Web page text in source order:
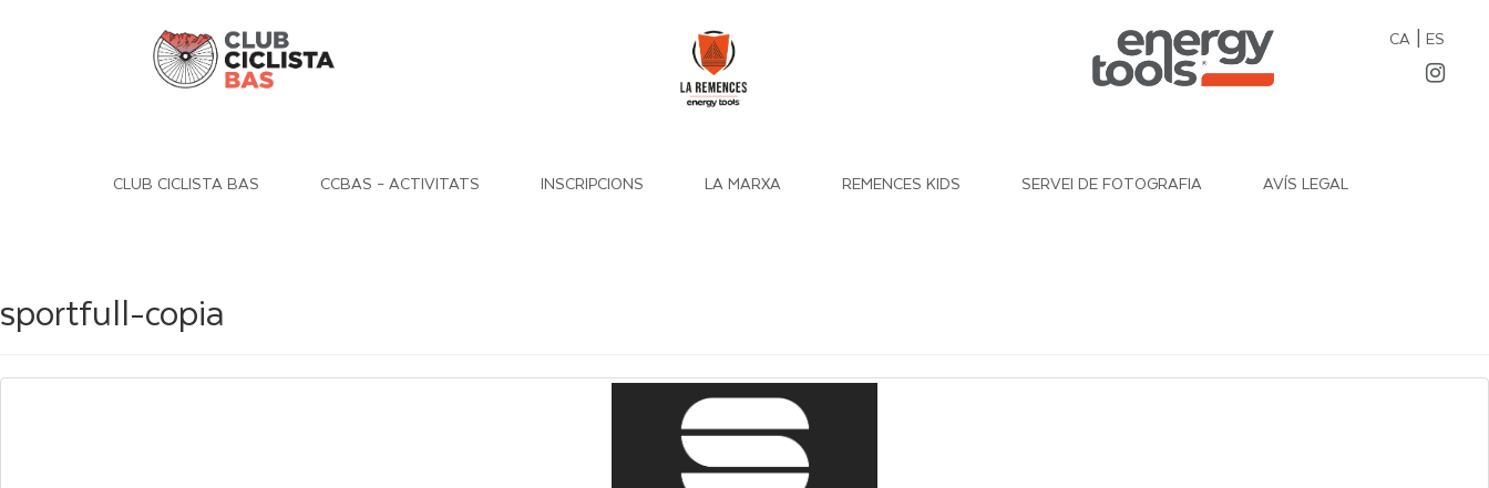
CA| ES
CLUB CICLISTA BAS CCBAS – ACTIVITATS INSCRIPCIONS LA MARXA REMENCES KIDS SERVEI DE FOTOGRAFIA AVÍS LEGAL
sportfull-copia